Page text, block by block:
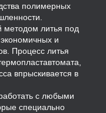
полимерных
методом литья под
и
Процесс литья
впрыскивается в
с любыми
специально